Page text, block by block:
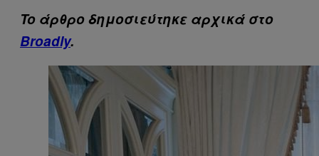
To άρθρο δημοσιεύτηκε αρχικά στο
Broadly.